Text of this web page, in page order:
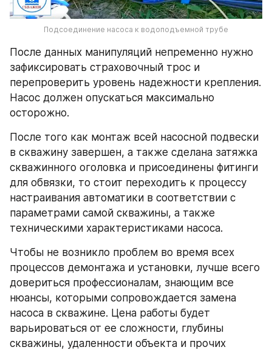
Подсоединение насоса к водоподъемной трубе
После данных манипуляций непременно нужно
зафиксировать страховочный трос и
перепроверить уровень надежности крепления.
Насос должен опускаться максимально
осторожно.
После того как монтаж всей насосной подвески
в скважину завершен, а также сделана затяжка
скважинного оголовка и присоединены фитинги
для обвязки, то стоит переходить к процессу
настраивания автоматики в соответствии с
параметрами самой скважины, а также
техническими характеристиками насоса.
Чтобы не возникло проблем во время всех
процессов демонтажа и установки, лучше всего
довериться профессионалам, знающим все
нюансы, которыми сопровождается замена
насоса в скважине. Цена работы будет
варьироваться от ее сложности, глубины
скважины, удаленности объекта и прочих